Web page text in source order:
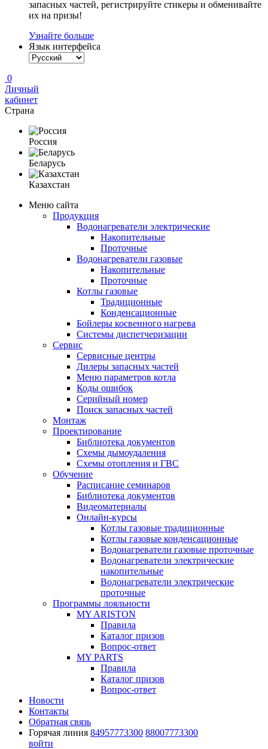
запасных частей, регистрируйте стикеры и обменивайте
их на призы!
Узнайте больше
Язык интерфейса
0
Личный
кабинет
Страна
Россия
Беларусь
Казахстан
Меню сайта
Продукция
Водонагреватели электрические
Накопительные
Проточные
Водонагреватели газовые
Накопительные
Проточные
Котлы газовые
Традиционные
Конденсационные
Бойлеры косвенного нагрева
Системы диспетчеризации
Сервис
Сервисные центры
Дилеры запасных частей
Меню параметров котла
Коды ошибок
Серийный номер
Поиск запасных частей
Монтаж
Проектирование
Библиотека документов
Схемы дымоудаления
Схемы отопления и ГВС
Обучение
Расписание семинаров
Библиотека документов
Видеоматериалы
Онлайн-курсы
Котлы газовые традиционные
Котлы газовые конденсационные
Водонагреватели газовые проточные
Водонагреватели электрические
накопительные
Водонагреватели электрические
проточные
Программы лояльности
MY ARISTON
Правила
Каталог призов
Вопрос-ответ
MY PARTS
Правила
Каталог призов
Вопрос-ответ
Новости
Контакты
Обратная связь
Горячая линия 84957773300 88007773300
войти